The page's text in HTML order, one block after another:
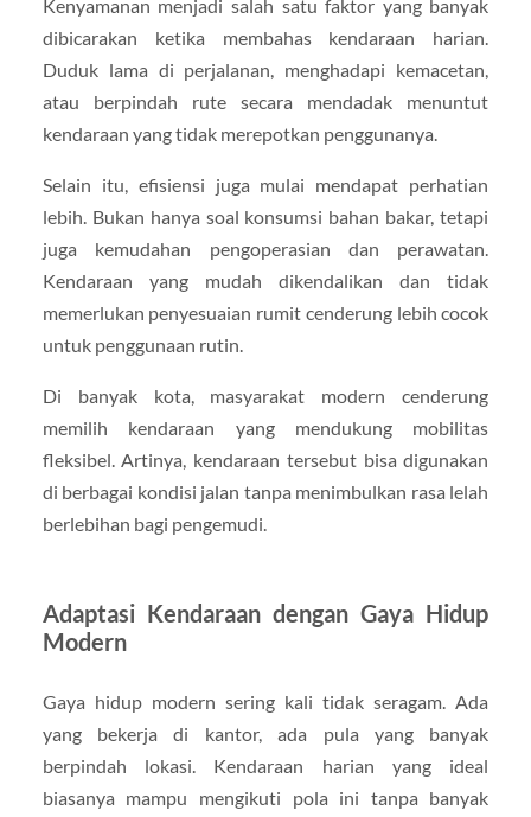
Kenyamanan menjadi salah satu faktor yang banyak
dibicarakan ketika membahas kendaraan harian.
Duduk lama di perjalanan, menghadapi kemacetan,
atau berpindah rute secara mendadak menuntut
kendaraan yang tidak merepotkan penggunanya.
Selain itu, efisiensi juga mulai mendapat perhatian
lebih. Bukan hanya soal konsumsi bahan bakar, tetapi
juga kemudahan pengoperasian dan perawatan.
Kendaraan yang mudah dikendalikan dan tidak
memerlukan penyesuaian rumit cenderung lebih cocok
untuk penggunaan rutin.
Di banyak kota, masyarakat modern cenderung
memilih kendaraan yang mendukung mobilitas
fleksibel. Artinya, kendaraan tersebut bisa digunakan
di berbagai kondisi jalan tanpa menimbulkan rasa lelah
berlebihan bagi pengemudi.
Adaptasi Kendaraan dengan Gaya Hidup
Modern
Gaya hidup modern sering kali tidak seragam. Ada
yang bekerja di kantor, ada pula yang banyak
berpindah lokasi. Kendaraan harian yang ideal
biasanya mampu mengikuti pola ini tanpa banyak